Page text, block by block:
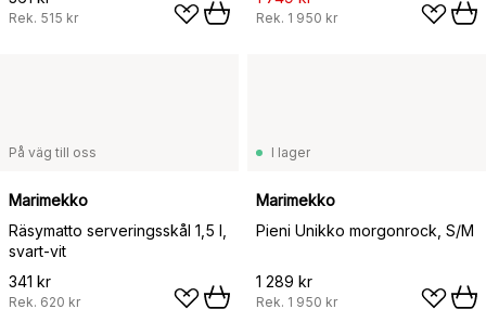
Rek. 515 kr Rek. 1 950 kr
På väg till oss
Marimekko
Räsymatto serveringsskål 1,5 l,
svart-vit
341 kr
Rek. 620 kr
I lager
Marimekko
Pieni Unikko morgonrock, S/M
1 289 kr
Rek. 1 950 kr